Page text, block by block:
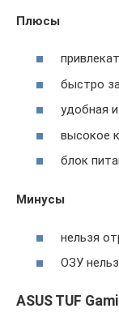
Плюсы
быстро
удобная
высокое
блок
Минусы
нельзя
ОЗУ
ASUS TUF